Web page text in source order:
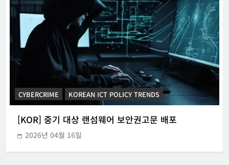
[OECD] 노동 시장에서 AI 관련 최근 정
책 동향
CYBERCRIME KOREAN ICT POLICY TRENDS
[KOR] 중기 대상 랜섬웨어 보안권고문 배포
2026년 04월 16일